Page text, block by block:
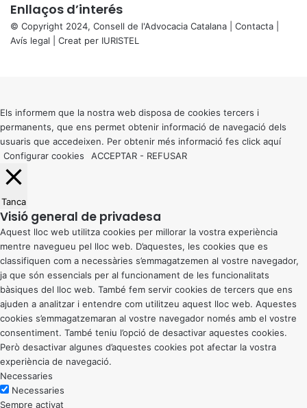
Enllaços d’interés
© Copyright 2024, Consell de l'Advocacia Catalana | Contacta
Avís legal | Creat per IURISTEL
button
Els informem que la nostra web disposa de cookies tercers i
permanents, que ens permet obtenir informació de navegació dels
usuaris que accedeixen. Per obtenir més informació fes click aquí
Configurar cookies
ACCEPTAR - REFUSAR
Tanca
Visió general de privadesa
Aquest lloc web utilitza cookies per millorar la vostra experiència
mentre navegueu pel lloc web. D’aquestes, les cookies que es
classifiquen com a necessàries s’emmagatzemen al vostre navegador,
ja que són essencials per al funcionament de les funcionalitats
bàsiques del lloc web. També fem servir cookies de tercers que ens
ajuden a analitzar i entendre com utilitzeu aquest lloc web. Aquestes
cookies s’emmagatzemaran al vostre navegador només amb el vostre
consentiment. També teniu l’opció de desactivar aquestes cookies.
Però desactivar algunes d’aquestes cookies pot afectar la vostra
experiència de navegació.
Necessaries
Necessaries
Sempre activat